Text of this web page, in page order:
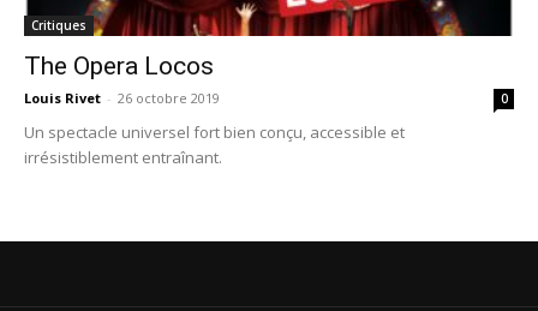
Critiques
The Opera Locos
Louis Rivet - 26 octobre 2019 0
Un spectacle universel fort bien conçu, accessible et
irrésistiblement entraînant.